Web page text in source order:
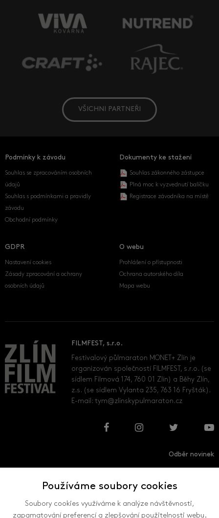
VŠICHNI PARTNEŘI
Podmínky k závodu
Souhlas se zpracováním osobních
údajů
Souhlas s podmínkami a pravidly
závodu
Obchodní podmínky
Dokumenty ke stažení
Souhlas zákonného zástupce
Plná moc k vyzvednutí balíčku
Registrace závodníka na místě
GDPR
Nastavení cookies
Zásady zpracování a ochrany
osobních údajů
O webu
Prohlášení o přístupnosti
Ochrana autorského díla
Mapa webu
FILMFEST, s.r.o.
Festivalový půlmaraton MONET+ Zlín je
organizován společností FILMFEST, s.r.o. (se
sídlem Filmová 174, 760 01 Zlín) a Běhy Zlín,
z.s. (se sídlem Vylanta 235, 763 16 Fryšták).
E-mail:tym@zlinskypulmaraton.cz
Odběr novinek
Používáme soubory cookies
Soubory cookies využíváme k analýze návštěvnosti,
zapamatování preferencí a zlepšování použitelnosti webu.